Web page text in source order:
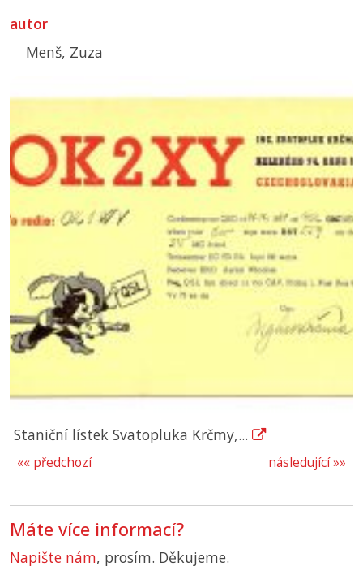
autor
Menš, Zuza
Staniční lístek Svatopluka Krčmy,...
následující »»
«« předchozí
Máte více informací?
Napište nám, prosím. Děkujeme.